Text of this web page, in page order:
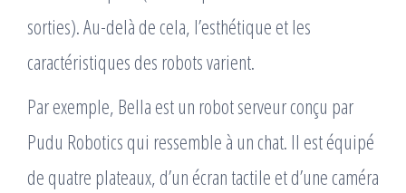
sorties). Au-delà de cela, l’esthétique et les
caractéristiques des robots varient.
Par exemple, Bella est un robot serveur conçu par
Pudu Robotics qui ressemble à un chat. Il est équipé
de quatre plateaux, d’un écran tactile et d’une caméra